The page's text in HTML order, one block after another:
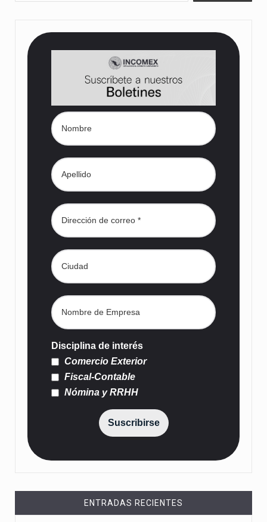
Disciplina de interés
Comercio Exterior
Fiscal-Contable
Nómina y RRHH
Suscribirse
ENTRADAS RECIENTES